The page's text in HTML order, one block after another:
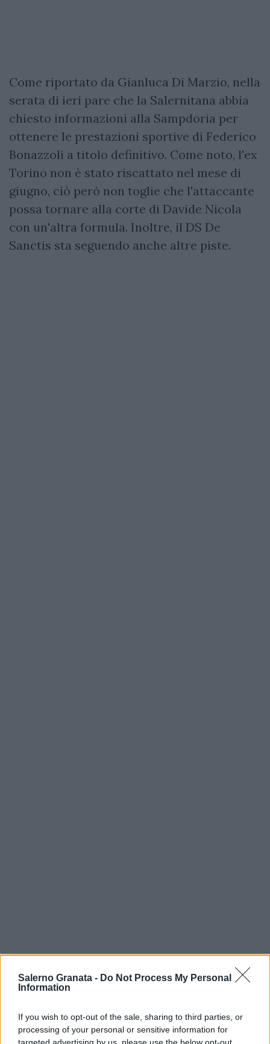
Salerno Granata - Do Not Process My Personal
Information
If you wish to opt-out of the sale, sharing to third parties, or
processing of your personal or sensitive information for
Come riportato da Gianluca Di Marzio, nella
serata di ieri pare che la Salernitana abbia
chiesto informazioni alla Sampdoria per
ottenere le prestazioni sportive di Federico
Bonazzoli a titolo definitivo. Come noto, l'ex
Torino non è stato riscattato nel mese di
giugno, ciò però non toglie che l'attaccante
possa tornare alla corte di Davide Nicola
con un'altra formula. Inoltre, il DS De
Sanctis sta seguendo anche altre piste.